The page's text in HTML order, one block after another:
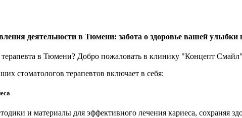
деятельности в Тюмени: забота о здоровье вашей
в Тюмени? Добро пожаловать в клинику "Концепт
стоматологов терапевтов включает в себя:
и материалы для эффективного лечения кариеса, сохраняя